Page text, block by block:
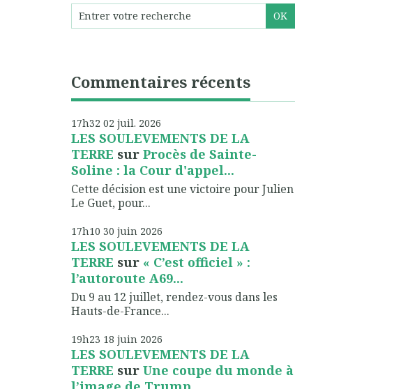
Commentaires récents
17h32 02 juil. 2026
LES SOULEVEMENTS DE LA
TERRE sur Procès de Sainte-
Soline : la Cour d'appel...
Cette décision est une victoire pour Julien
Le Guet, pour...
17h10 30 juin 2026
LES SOULEVEMENTS DE LA
TERRE sur « C’est officiel » :
l’autoroute A69...
Du 9 au 12 juillet, rendez-vous dans les
Hauts-de-France...
19h23 18 juin 2026
LES SOULEVEMENTS DE LA
TERRE sur Une coupe du monde à